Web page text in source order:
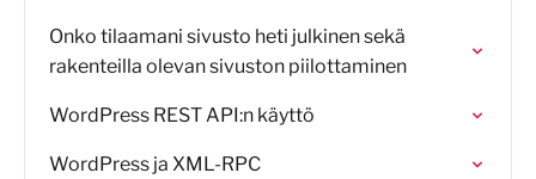
Onko tilaamani sivusto heti julkinen sekä
rakenteilla olevan sivuston piilottaminen
WordPress REST API:n käyttö
WordPress ja XML-RPC